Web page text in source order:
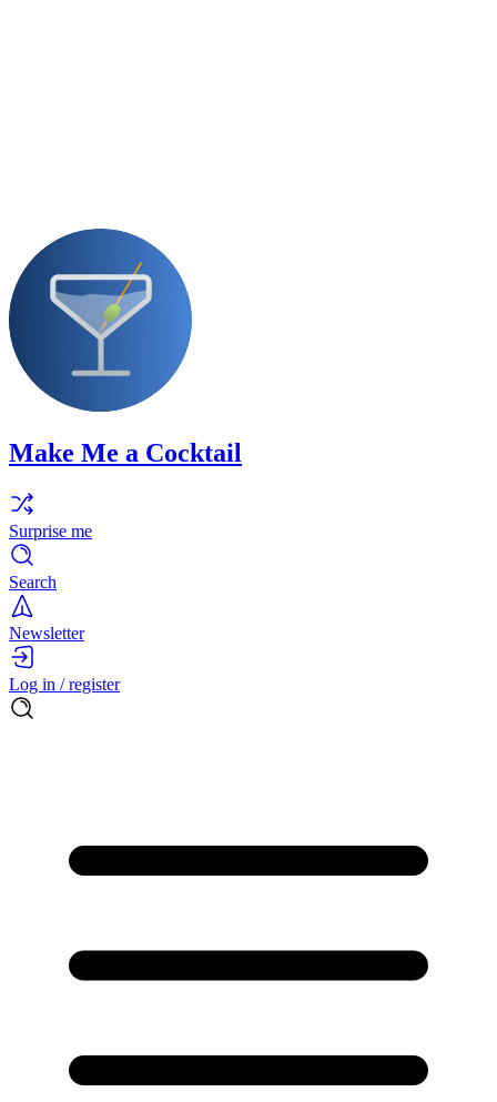
Make Me a Cocktail
Surprise me
Search
Newsletter
Log in / register